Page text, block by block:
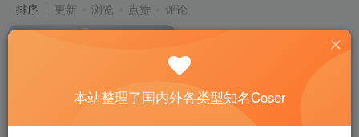
排序 更新 浏览 点赞 评论
本站整理了国内外各类型知名Coser